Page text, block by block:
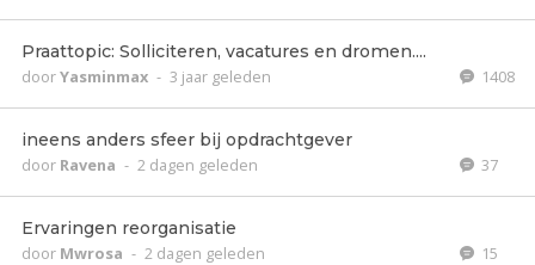
Praattopic: Solliciteren, vacatures en dromen....
doorYasminmax - 3 jaar geleden 1408
ineens anders sfeer bij opdrachtgever
door Ravena - 2 dagen geleden 37
Ervaringen reorganisatie
door Mwrosa - 2 dagen geleden 15